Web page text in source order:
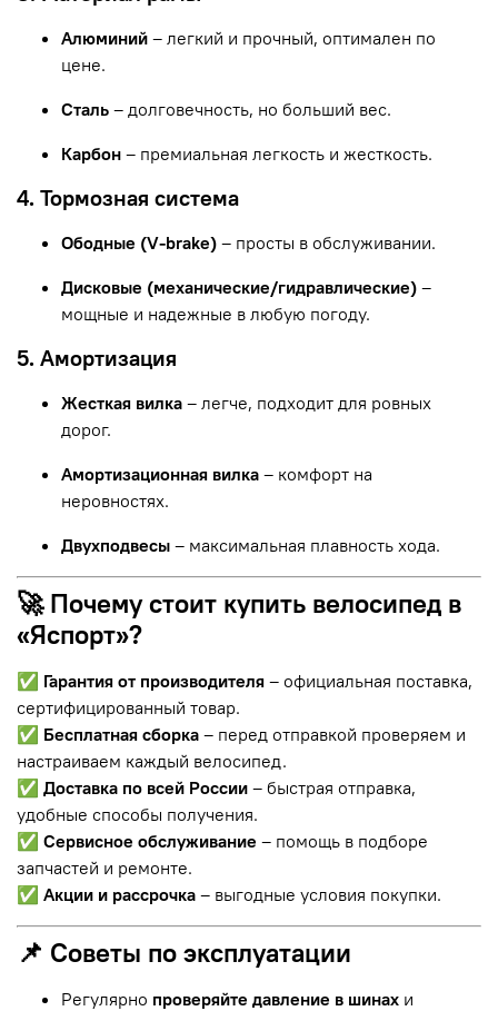
Алюминий – легкий и прочный, оптимален по
цене.
Сталь – долговечность, но больший вес.
Карбон – премиальная легкость и жесткость.
4. Тормозная система
Ободные (V-brake) – просты в обслуживании.
Дисковые (механические/гидравлические) –
мощные и надежные в любую погоду.
5. Амортизация
Жесткая вилка – легче, подходит для ровных
дорог.
Амортизационная вилка – комфорт на
неровностях.
Двухподвесы – максимальная плавность хода.
🚀 Почему стоит купить велосипед в
«Яспорт»?
✅ Гарантия от производителя – официальная поставка,
сертифицированный товар.
✅ Бесплатная сборка – перед отправкой проверяем и
настраиваем каждый велосипед.
✅ Доставка по всей России – быстрая отправка,
удобные способы получения.
✅ Сервисное обслуживание – помощь в подборе
запчастей и ремонте.
✅ Акции и рассрочка – выгодные условия покупки.
📌 Советы по эксплуатации
Регулярно проверяйте давление в шинах и